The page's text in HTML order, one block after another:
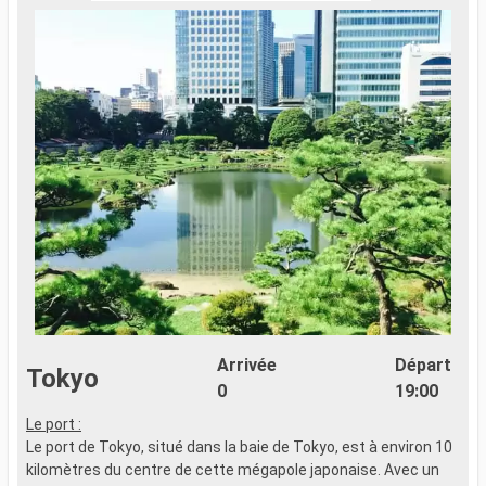
Tokyo
Arrivée
0
Départ
19:00
Le port :
Le port de Tokyo, situé dans la baie de Tokyo, est à environ 10
kilomètres du centre de cette mégapole japonaise. Avec un